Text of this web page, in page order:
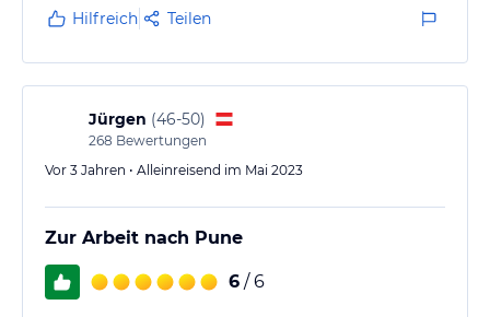
Hilfreich Teilen
Jürgen (46-50)
268 Bewertungen
Vor 3 Jahren • Alleinreisend im Mai 2023
Zur Arbeit nach Pune
6 / 6